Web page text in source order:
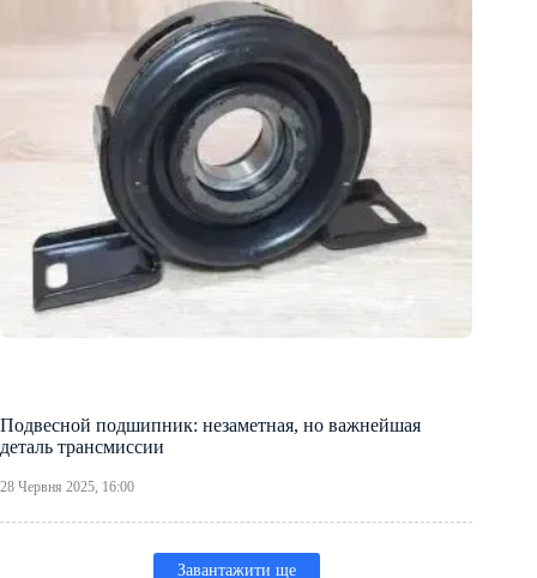
Подвесной подшипник: незаметная, но важнейшая
деталь трансмиссии
28 Червня 2025, 16:00
Завантажити ще